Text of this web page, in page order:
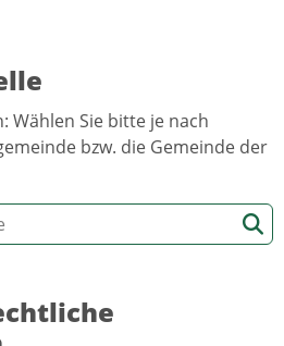
Wählen Sie bitte je nach
bzw. die Gemeinde der